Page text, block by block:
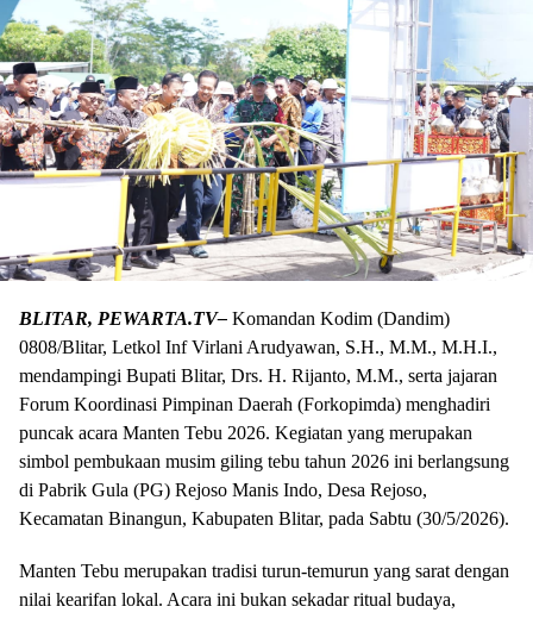
BLITAR, PEWARTA.TV– Komandan Kodim (Dandim)
0808/Blitar, Letkol Inf Virlani Arudyawan, S.H., M.M., M.H.I.,
mendampingi Bupati Blitar, Drs. H. Rijanto, M.M., serta jajaran
Forum Koordinasi Pimpinan Daerah (Forkopimda) menghadiri
puncak acara Manten Tebu 2026. Kegiatan yang merupakan
simbol pembukaan musim giling tebu tahun 2026 ini berlangsung
di Pabrik Gula (PG) Rejoso Manis Indo, Desa Rejoso,
Kecamatan Binangun, Kabupaten Blitar, pada Sabtu (30/5/2026).
Manten Tebu merupakan tradisi turun-temurun yang sarat dengan
nilai kearifan lokal. Acara ini bukan sekadar ritual budaya,